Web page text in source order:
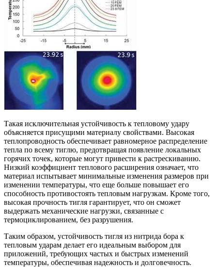
Такая исключительная устойчивость к тепловому удару
объясняется присущими материалу свойствами. Высокая
теплопроводность обеспечивает равномерное распределение
тепла по всему тиглю, предотвращая появление локальных
горячих точек, которые могут привести к растрескиванию.
Низкий коэффициент теплового расширения означает, что
материал испытывает минимальные изменения размеров при
изменении температуры, что еще больше повышает его
способность противостоять тепловым нагрузкам. Кроме того,
высокая прочность тигля гарантирует, что он сможет
выдержать механические нагрузки, связанные с
термоциклированием, без разрушения.
Таким образом, устойчивость тигля из нитрида бора к
тепловым ударам делает его идеальным выбором для
приложений, требующих частых и быстрых изменений
температуры, обеспечивая надежность и долговечность.